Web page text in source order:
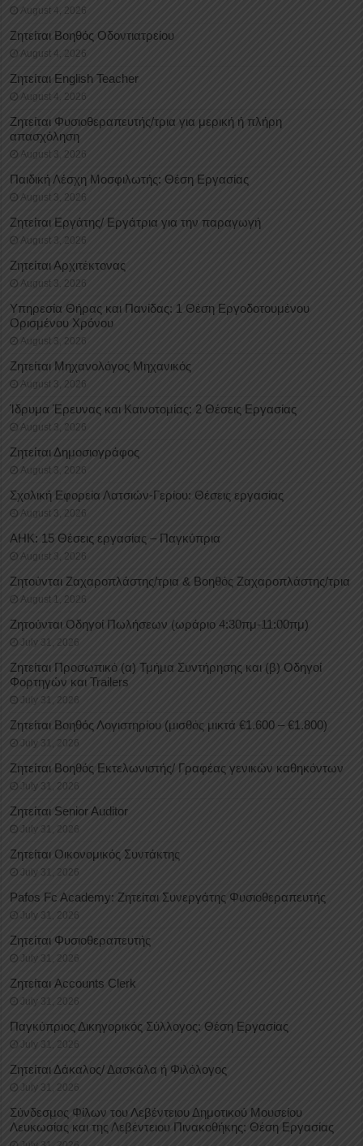
August 4, 2026
Ζητείται Βοηθός Οδοντιατρείου
August 4, 2026
Ζητείται English Teacher
August 4, 2026
Ζητείται Φυσιοθεραπευτής/τρια για μερική ή πλήρη
απασχόληση
August 3, 2026
Παιδική Λέσχη Μοσφιλωτής: Θέση Εργασίας
August 3, 2026
Ζητείται Εργάτης/ Εργάτρια για την παραγωγή
August 3, 2026
Ζητείται Αρχιτέκτονας
August 3, 2026
Υπηρεσία Θήρας και Πανίδας: 1 Θέση Eργοδοτουμένου
Oρισμένου Xρόνου
August 3, 2026
Ζητείται Μηχανολόγος Μηχανικός
August 3, 2026
Ίδρυμα Έρευνας και Καινοτομίας: 2 Θέσεις Εργασίας
August 3, 2026
Ζητείται Δημοσιογράφος
August 3, 2026
Σχολική Εφορεία Λατσιών-Γερίου: Θέσεις εργασίας
August 3, 2026
ΑΗΚ: 15 Θέσεις εργασίας – Παγκύπρια
August 3, 2026
Ζητούνται Ζαχαροπλάστης/τρια & Βοηθός Ζαχαροπλάστης/τρια
August 1, 2026
Ζητούνται Οδηγοί Πωλήσεων (ωράριο 4:30πμ-11:00πμ)
July 31, 2026
Ζητείται Προσωπικό (α) Τμήμα Συντήρησης και (β) Οδηγοί
Φορτηγών και Trailers
July 31, 2026
Ζητείται Βοηθός Λογιστηρίου (μισθός μικτά €1.600 – €1.800)
July 31, 2026
Ζητείται Βοηθός Εκτελωνιστής/ Γραφέας γενικών καθηκόντων
July 31, 2026
Ζητείται Senior Auditor
July 31, 2026
Ζητείται Οικονομικός Συντάκτης
July 31, 2026
Pafos Fc Academy: Ζητείται Συνεργάτης Φυσιοθεραπευτής
July 31, 2026
Ζητείται Φυσιοθεραπευτής
July 31, 2026
Ζητείται Accounts Clerk
July 31, 2026
Παγκύπριος Δικηγορικός Σύλλογος: Θέση Εργασίας
July 31, 2026
Ζητείται Δάκαλος/ Δασκάλα ή Φιλόλογος
July 31, 2026
Σύνδεσμος Φίλων του Λεβέντειου Δημοτικού Μουσείου
Λευκωσίας και της Λεβέντειου Πινακοθήκης: Θέση Εργασίας